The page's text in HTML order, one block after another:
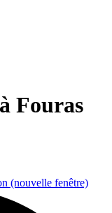
Fouras
(nouvelle fenêtre)